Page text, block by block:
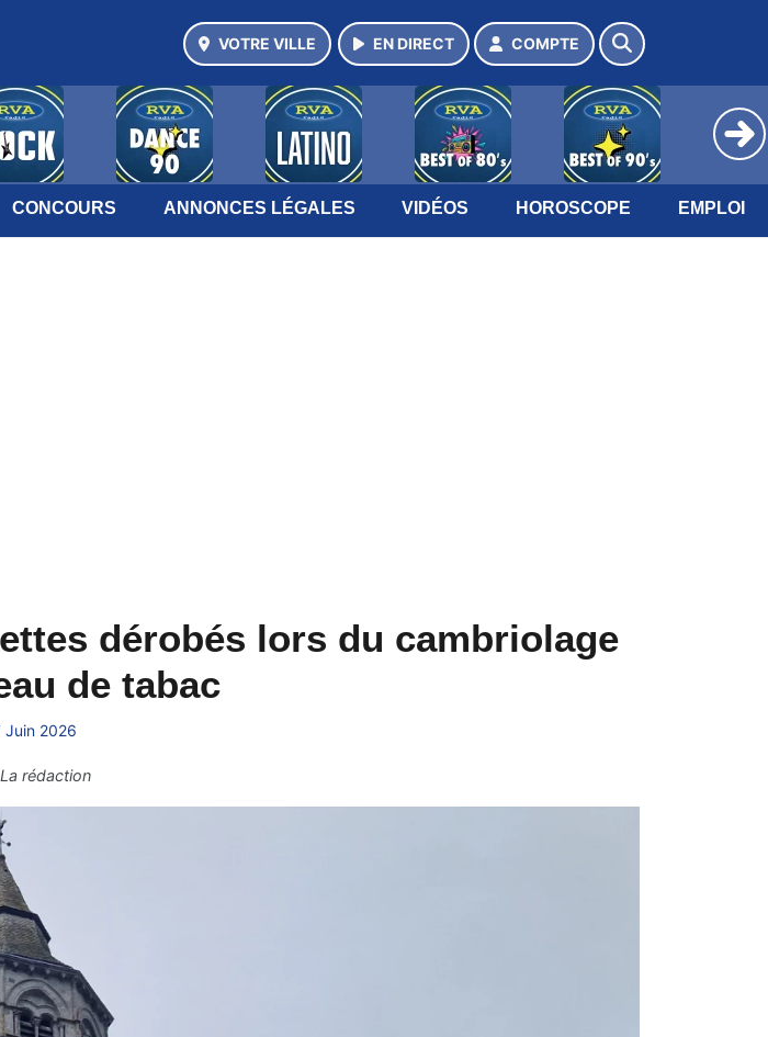
VOTRE VILLE EN DIRECT COMPTE
CONCOURS ANNONCES LÉGALES VIDÉOS HOROSCOPE EMPLOI
dérobés lors du cambriolage
de tabac
Juin 2026
La rédaction